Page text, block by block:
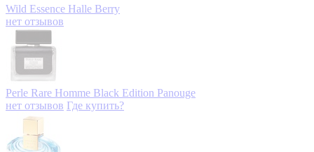
Wild Essence Halle Berry
нет отзывов
Perle Rare Homme Black Edition Panouge
нет отзывов Где купить?